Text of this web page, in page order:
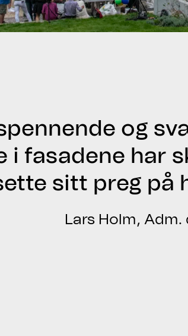
og
i fasadene har
sitt preg på
Lars Holm, Adm.